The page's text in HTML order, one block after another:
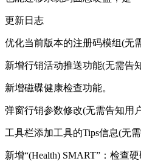
更新日志
优化当前版本的注册码模组(无
新增行销活动推送功能(无需告
新增磁碟健康检查功能。
弹窗行销参数修改(无需告知用
工具栏添加工具的Tips信息(无需
新增“(Health) SMART”：检查